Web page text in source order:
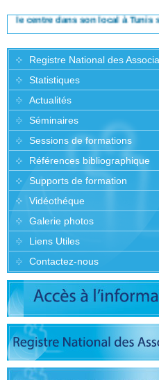
dans son local à Tunis
Registre National des
Statistiques
Actualités
Séminaires
Sessions de formations
Références bibliographique
Supports de formation
Vidéothéque
Galerie photos
Liens Utiles
Contactez-nous